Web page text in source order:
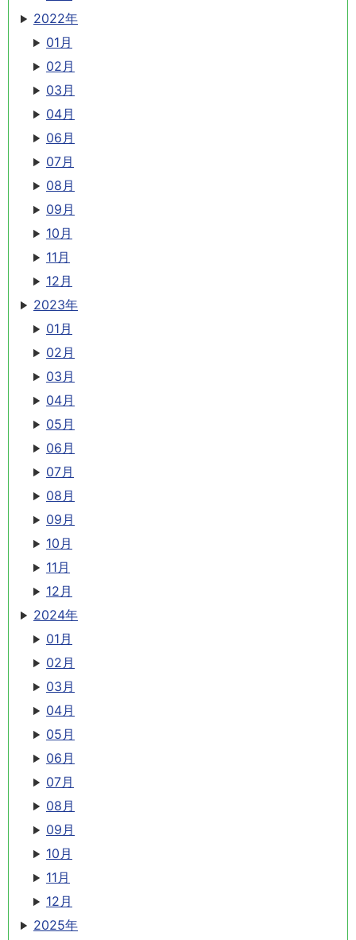
2022年
01月
02月
03月
04月
06月
07月
08月
09月
10月
11月
12月
2023年
01月
02月
03月
04月
05月
06月
07月
08月
09月
10月
11月
12月
2024年
01月
02月
03月
04月
05月
06月
07月
08月
09月
10月
11月
12月
2025年